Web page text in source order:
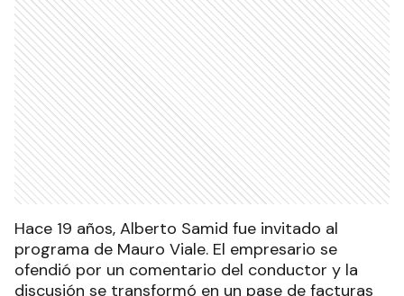
Hace 19 años, Alberto Samid fue invitado al
programa de Mauro Viale. El empresario se
ofendió por un comentario del conductor y la
discusión se transformó en un pase de facturas